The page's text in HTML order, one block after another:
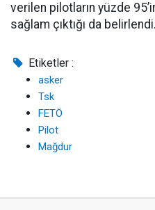
verilen pilotların yüzde
sağlam çıktığı da belirlendi.
Etiketler :
asker
Tsk
FETÖ
Pilot
Mağdur